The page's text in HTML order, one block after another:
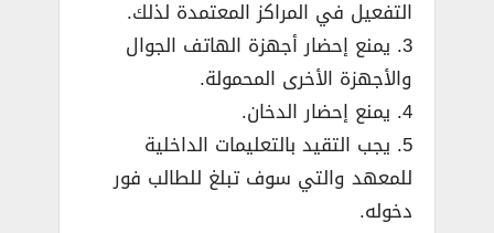
التفعيل في المراكز المعتمدة لذلك.
3. يمنع إحضار أجهزة الهاتف الجوال
والأجهزة الأخرى المحمولة.
4. يمنع إحضار الدخان.
5. يجب التقيد بالتعليمات الداخلية
للمعهد والتي سوف تبلغ للطالب فور
دخوله.